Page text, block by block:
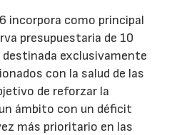
incorpora como principal
presupuestaria de 10
destinada exclusivamente
con la salud de las
de reforzar la
ámbito con un déficit
más prioritario en las